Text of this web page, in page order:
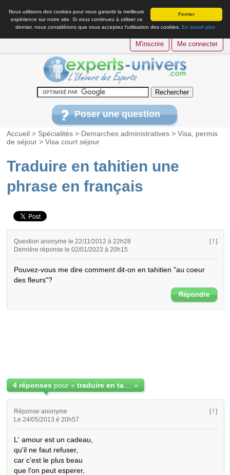
Fermer
Nous utilisons des cookies pour vous garantir la meilleure
expérience sur notre site. Si vous continuez à utiliser ce
dernier, nous considérons que vous acceptez l’utilisation des cookies. En savoir plus
M'inscrire Me connecter
Poser une question
Accueil > Spécialités > Demarches administratives >Visa, permis
de séjour >Visa court séjour
Traduire en tahitien une
phrase en français
Question anonyme le 22/11/2012 à 22h28
Dernière réponse le 02/01/2023 à 20h15
[ ! ]
Pouvez-vous me dire comment dit-on en tahitien "au coeur
des fleurs"?
Répondre
4 réponses pour « »
Réponse anonyme
Le 24/05/2013 é 20h57
[ ! ]
L' amour est un cadeau,
qu'il ne faut refuser,
car c'est le plus beau
que l'on peut esperer,